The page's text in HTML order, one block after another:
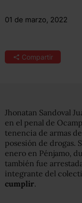
01 de marzo, 2022
Compartir
Jhonatan Sandoval
en el penal de
tenencia de armas
posesión de drogas.
enero en Pénjamo,
también fue
integrante del
cumplir.